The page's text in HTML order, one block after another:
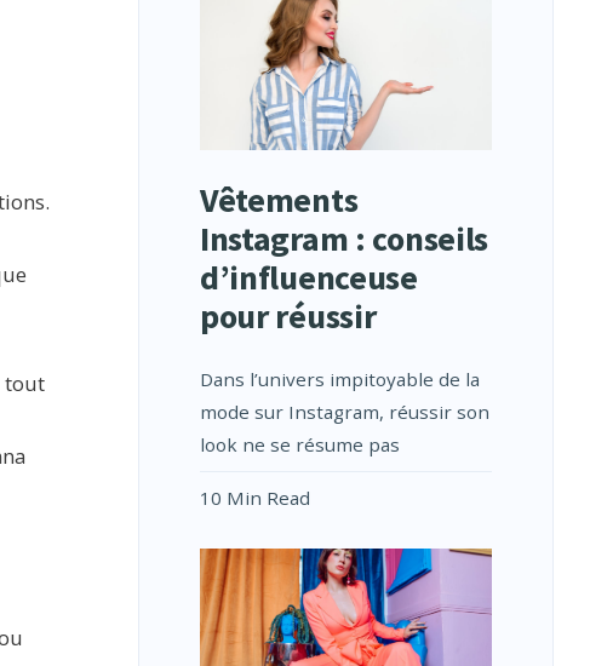
tout
Vêtements
Instagram : conseils
d’influenceuse
pour réussir
Dans l’univers impitoyable de la
mode sur Instagram, réussir son
look ne se résume pas
10 Min Read